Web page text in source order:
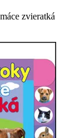
zvieratká